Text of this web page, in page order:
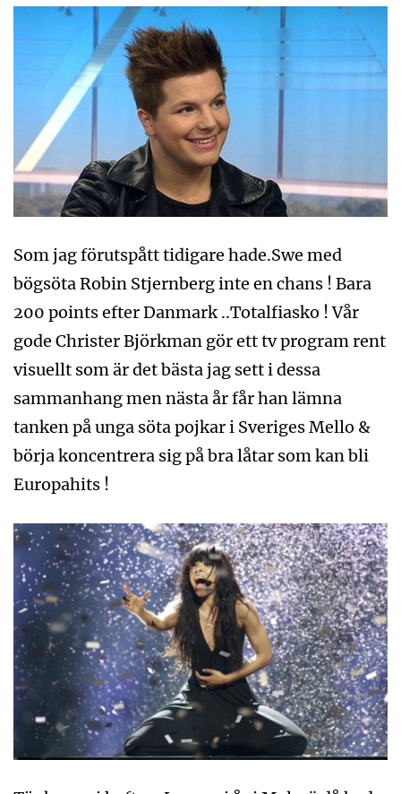
Som jag förutspått tidigare hade.Swe med
bögsöta Robin Stjernberg inte en chans ! Bara
200 points efter Danmark ..Totalfiasko ! Vår
gode Christer Björkman gör ett tv program rent
visuellt som är det bästa jag sett i dessa
sammanhang men nästa år får han lämna
tanken på unga söta pojkar i Sveriges Mello &
börja koncentrera sig på bra låtar som kan bli
Europahits !